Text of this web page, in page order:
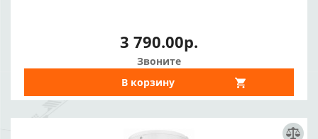
3 790.00р.
Звоните
В корзину